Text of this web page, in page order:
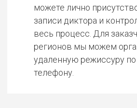
можете лично
записи диктора и
весь процесс. Для
регионов мы можем
удаленную режиссуру по
телефону.